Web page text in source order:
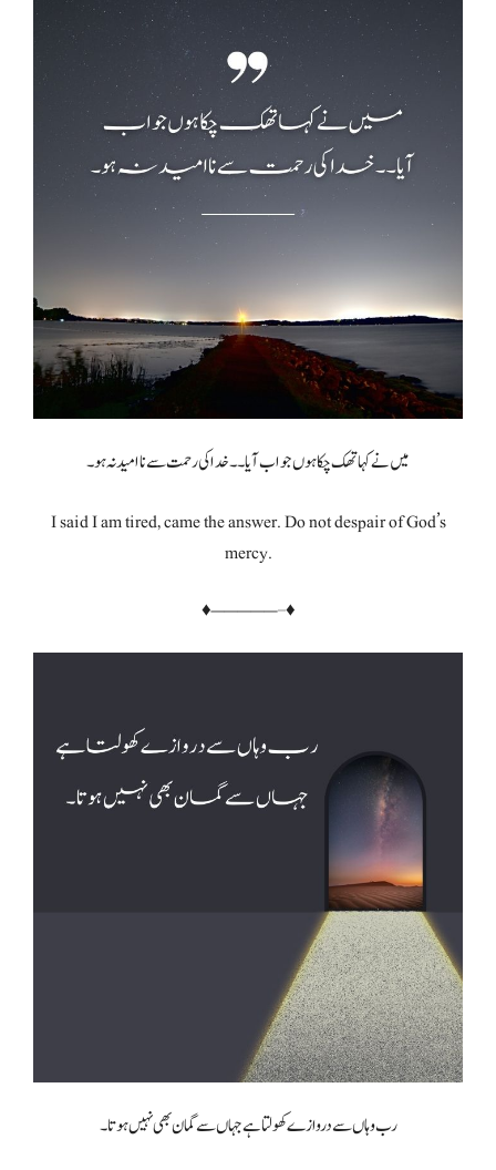
میں نے کہا تھک چکا ہوں جواب آیا۔۔ خدا کی رحمت سے ناامید نہ ہو۔
I said I am tired, came the answer. Do not despair of God’s
mercy.
♦—————–♦
رب وہاں سے دروازے کھولتا ہے جہاں سے گمان بھی نہیں ہوتا۔